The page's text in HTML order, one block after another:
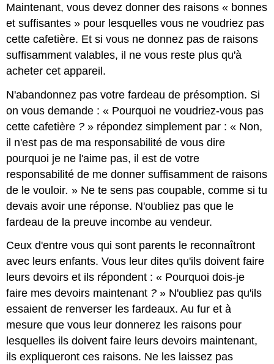
Maintenant, vous devez donner des raisons « bonnes
et suffisantes » pour lesquelles vous ne voudriez pas
cette cafetière. Et si vous ne donnez pas de raisons
suffisamment valables, il ne vous reste plus qu'à
acheter cet appareil.
N'abandonnez pas votre fardeau de présomption. Si
on vous demande : « Pourquoi ne voudriez-vous pas
cette cafetière ?» répondez simplement par : « Non,
il n'est pas de ma responsabilité de vous dire
pourquoi je ne l'aime pas, il est de votre
responsabilité de me donner suffisamment de raisons
de le vouloir.» Ne te sens pas coupable, comme si tu
devais avoir une réponse. N'oubliez pas que le
fardeau de la preuve incombe au vendeur.
Ceux d'entre vous qui sont parents le reconnaîtront
avec leurs enfants. Vous leur dites qu'ils doivent faire
leurs devoirs et ils répondent : « Pourquoi dois-je
faire mes devoirs maintenant ?» N'oubliez pas qu'ils
essaient de renverser les fardeaux. Au fur et à
mesure que vous leur donnerez les raisons pour
lesquelles ils doivent faire leurs devoirs maintenant,
ils expliqueront ces raisons. Ne les laissez pas